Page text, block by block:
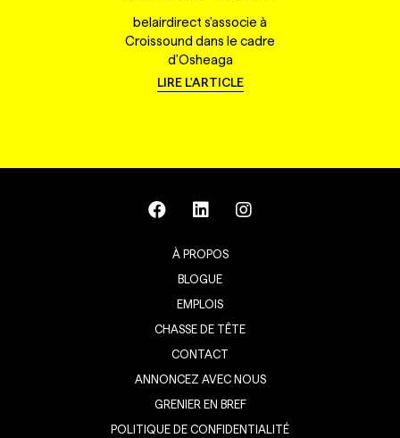
belairdirect s'associe à
Croissound dans le cadre
d'Osheaga
LIRE L'ARTICLE
À PROPOS
BLOGUE
EMPLOIS
CHASSE DE TÊTE
CONTACT
ANNONCEZ AVEC NOUS
GRENIER EN BREF
POLITIQUE DE CONFIDENTIALITÉ